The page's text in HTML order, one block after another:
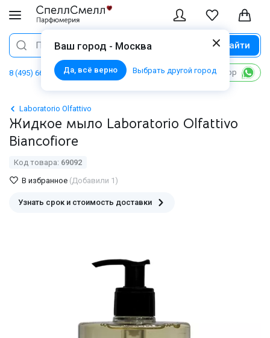
Ваш город - Москва
Да, всё верно Выбрать другой город
Поиск Найти
8 (495) 668 06 02 Написать в WhatsApp
Laboratorio Olfattivo
Жидкое мыло Laboratorio Olfattivo
Biancofiore
Код товара: 69092
В избранное (Добавили 1)
Узнать срок и стоимость доставки